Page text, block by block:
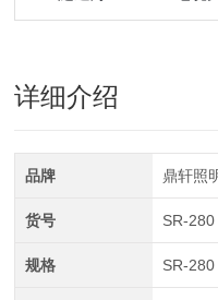
详细介绍
品牌 鼎轩照
货号 SR-280
规格 SR-280